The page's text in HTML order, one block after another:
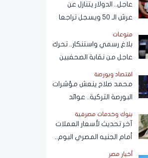
عاجل.. الدولار يتنازل عن
عرش الـ 50 ويسجل تراجعا
كبيرًا أمام الجنيه المصري
منوعات
بلاغ رسمي واستنكار.. تحرك
عاجل من نقابة الصحفيين
بشأن واقعة فتاة الأوبر
اقتصاد وبورصة
محمد صلاح ينعش مؤشرات
البورصة التركية.. عوائد
انتقال الفرعون المصري
لـ"طرابزون" تتجاوز
المستطيل الأخضر
بنوك وخدمات مصرفية
آخر تحديث لأسعار العملات
أمام الجنيه المصري اليوم..
ومفاجأة بشأن سعر الدولار
أخبار مصر